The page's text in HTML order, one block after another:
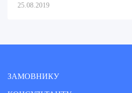
25.08.2019
ЗАМОВНИКУ